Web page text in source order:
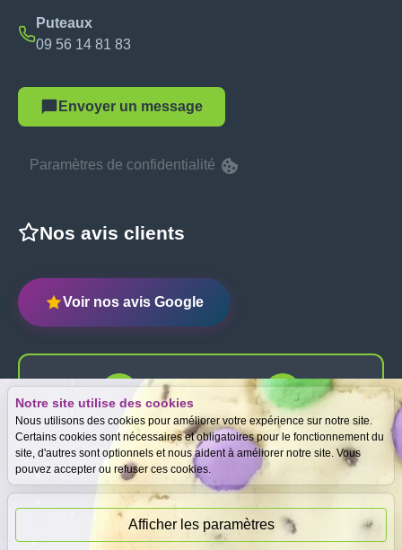
Notre site utilise des cookies
Nous utilisons des cookies pour améliorer votre expérience sur notre site.
Certains cookies sont nécessaires et obligatoires pour le fonctionnement du
site, d'autres sont optionnels et nous aident à améliorer notre site. Vous
pouvez accepter ou refuser ces cookies.
Afficher les paramètres
Puteaux
09 56 14 81 83
Envoyer un message
Paramètres de confidentialité
Nos avis clients
Voir nos avis Google
Expertise
gratuite
Meilleurs prix
garantis
Paiement
immédiat